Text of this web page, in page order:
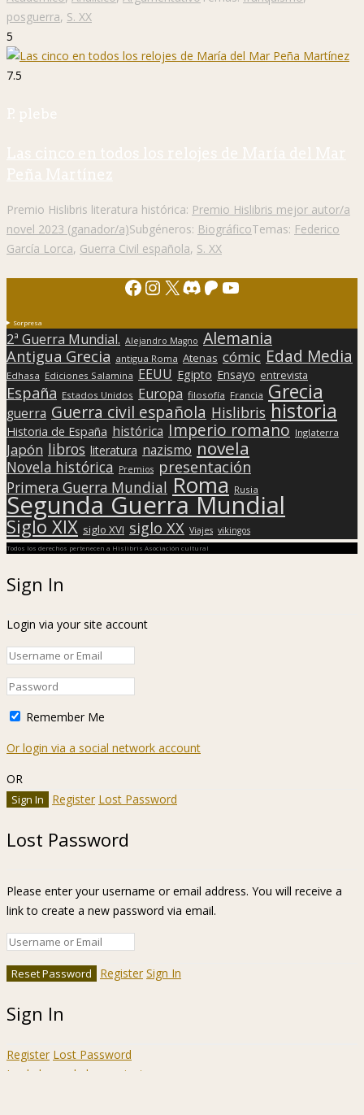
posguerra, S. XX
5
7.5
P. plebe
Las cinco en todos los relojes de María del Mar
Peña Martínez
Premio Hislibris literatura histórica: Premio Hislibris mejor autor/a
novel 2023 (ganador/a)Subgéneros: BiográficoTemas: Federico
García Lorca, Guerra Civil española, S. XX
Facebook
Instagram
X Discord
Patreon
YouTube
Sorpresa
2ª Guerra Mundial. Alejandro Magno Alemania
Antigua Grecia antigua Roma Atenas cómic Edad Media
Edhasa Ediciones Salamina EEUU Egipto Ensayo entrevista
España Estados Unidos Europa filosofía Francia Grecia
guerra Guerra civil española Hislibris historia
Historia de España histórica Imperio romano Inglaterra
Japón libros literatura nazismo novela
Novela histórica Premios presentación
Primera Guerra Mundial Roma Rusia
Segunda Guerra Mundial
Siglo XIX siglo XVI siglo XX Viajes vikingos
Todos los derechos pertenecen a Hislibris Asociación cultural
Sign In
Login via your site account
Remember Me
Or login via a social network account
OR
Register Lost Password
Lost Password
Please enter your username or email address. You will receive a
link to create a new password via email.
Register Sign In
Sign In
Register Lost Password
Ir a la barra de herramientas